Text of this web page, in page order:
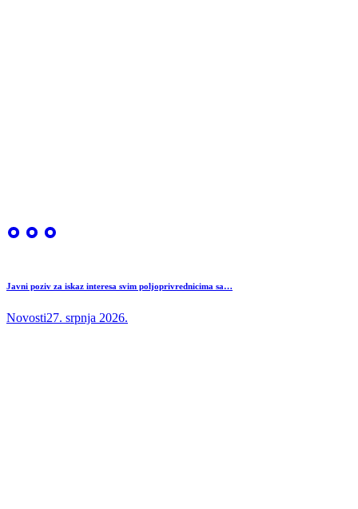
Javni poziv za iskaz interesa svim poljoprivrednicima sa…
Novosti27. srpnja 2026.